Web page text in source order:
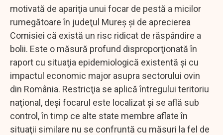
motivată de apariţia unui focar de pestă a micilor
rumegătoare în judeţul Mureş şi de aprecierea
Comisiei că există un risc ridicat de răspândire a
bolii. Este o măsură profund disproporţionată în
raport cu situaţia epidemiologică existentă şi cu
impactul economic major asupra sectorului ovin
din România. Restricţia se aplică întregului teritoriu
naţional, deşi focarul este localizat şi se află sub
control, în timp ce alte state membre aflate în
situaţii similare nu se confruntă cu măsuri la fel de